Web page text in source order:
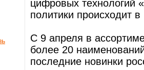
цифровых технологий
политики происходит
С 9 апреля в
более 20
последние новинки